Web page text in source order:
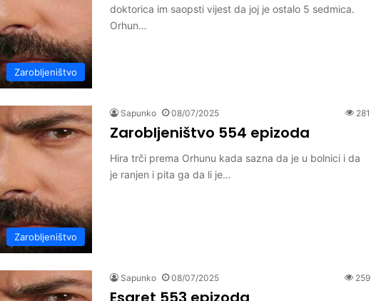
Zarobljeništvo
doktorica im saopsti vijest da joj je ostalo 5 sedmica.
Orhun…
Zarobljeništvo
Sapunko 08/07/2025 281
Zarobljeništvo 554 epizoda
Hira trči prema Orhunu kada sazna da je u bolnici i da
je ranjen i pita ga da li je…
Sapunko 08/07/2025 259